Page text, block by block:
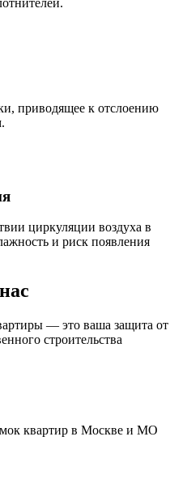
приводящее к отслоению
циркуляции воздуха в
и риск появления
— это ваша защита от
строительства
квартир в Москве и МО